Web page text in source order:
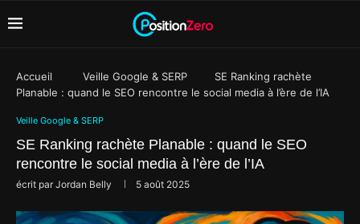
Accueil Veille Google & SERP
SE Ranking rachète
Planable : quand le SEO rencontre le social media à l’ère de l’IA
Veille Google & SERP
SE Ranking rachète Planable : quand le SEO
rencontre le social media à l’ère de l’IA
écrit parJordan Belly 5 août 2025